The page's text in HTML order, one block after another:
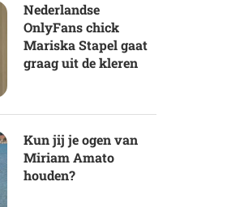
Nederlandse
OnlyFans chick
Mariska Stapel gaat
graag uit de kleren
Kun jij je ogen van
Miriam Amato
houden?